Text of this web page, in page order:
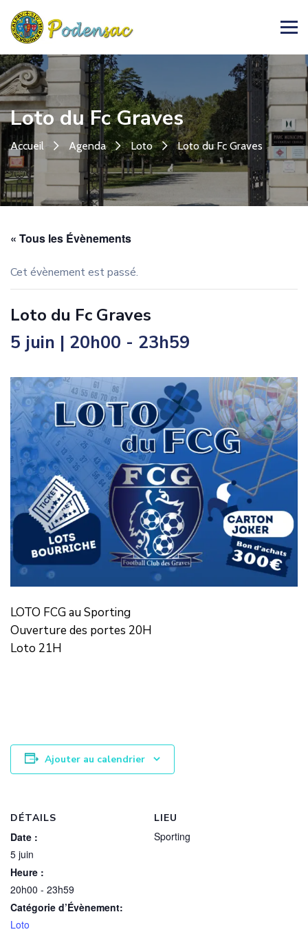
Loto du Fc Graves
Accueil Agenda Loto Loto du Fc Graves
« Tous les Évènements
Cet évènement est passé.
Loto du Fc Graves
5 juin | 20h00 - 23h59
LOTO FCG au Sporting
Ouverture des portes 20H
Loto 21H
Ajouter au calendrier
DÉTAILS
Date :
5 juin
Heure :
20h00 - 23h59
Catégorie d’Évènement:
Loto
LIEU
Sporting